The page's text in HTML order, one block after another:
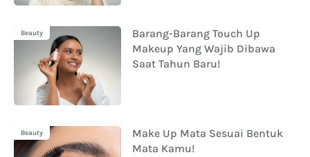
Beauty
Barang-Barang Touch Up
Makeup Yang Wajib Dibawa
Saat Tahun Baru!
Beauty
Make Up Mata Sesuai Bentuk
Mata Kamu!